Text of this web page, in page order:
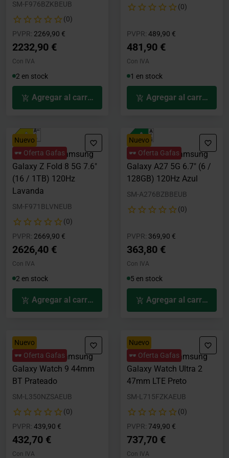
SM-F976BZKBEUB
(0)
PVPR: Precio rebajado desde
2269,90 €
2232,90 €
Con IVA
2 en stock
Agregar al carrito
(0)
PVPR: Precio rebajado desde
489,90 €
481,90 €
Con IVA
1 en stock
Agregar al carrito
Nuevo
🕶️ Oferta Gafas
Smartphone Samsung
Galaxy Z Fold 8 5G 7.6"
(16 / 1TB) 120Hz
Lavanda
SM-F971BLVNEUB
(0)
PVPR: Precio rebajado desde
2669,90 €
2626,40 €
Con IVA
2 en stock
Agregar al carrito
Nuevo
🕶️ Oferta Gafas
Smartphone Samsung
Galaxy A27 5G 6.7" (6 /
128GB) 120Hz Azul
SM-A276BZBBEUB
(0)
PVPR: Precio rebajado desde
369,90 €
363,80 €
Con IVA
5 en stock
Agregar al carrito
Nuevo
🕶️ Oferta Gafas
Smartwatch Samsung
Galaxy Watch 9 44mm
BT Prateado
SM-L350NZSAEUB
(0)
PVPR: Precio rebajado desde
439,90 €
432,70 €
Con IVA
Nuevo
🕶️ Oferta Gafas
Smartwatch Samsung
Galaxy Watch Ultra 2
47mm LTE Preto
SM-L715FZKAEUB
(0)
PVPR: Precio rebajado desde
749,90 €
737,70 €
Con IVA